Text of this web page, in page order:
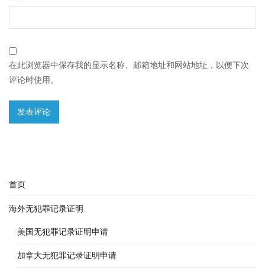
在此浏览器中保存我的显示名称、邮箱地址和网站地址，以便下次
评论时使用。
首页
海外无犯罪记录证明
美国无犯罪记录证明申请
加拿大无犯罪记录证明申请